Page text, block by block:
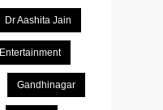
Dr Aashita Jain
Entertainment
Gandhinagar